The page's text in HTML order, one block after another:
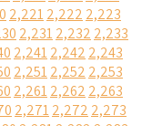
2,2212,222 2,223
2,2312,232 2,233
2,2412,242 2,243
2,2512,252 2,253
2,2612,262 2,263
2,2712,272 2,273